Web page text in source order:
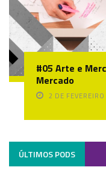
#05 Arte e
Mercado
2 DE
ÚLTIMOS PODS